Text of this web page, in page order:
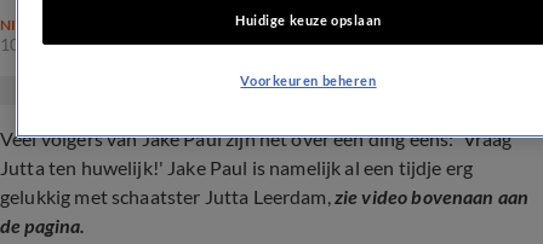
NIEUWS
10 juli 2023, 14:05
Veel volgers van Jake Paul zijn het over een ding eens: 'Vraag
Jutta ten huwelijk!' Jake Paul is namelijk al een tijdje erg
gelukkig met schaatster Jutta Leerdam,zie video bovenaan aan
de pagina.
Huidige keuze opslaan
Voorkeuren beheren